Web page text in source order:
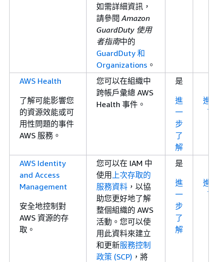
如需詳細資訊，
請參閱Amazon
GuardDuty 使用
者指南中的
GuardDuty 和
Organizations 。
AWS Health
了解可能影響您
的資源效能或可
用性問題的事件
AWS 服務。
您可以在組織中
跨帳戶彙總 AWS
Health 事件。
是
進
一
步
了
解
進
了
AWS Identity
and Access
Management
安全地控制對
AWS 資源的存
取。
您可以在 IAM 中
使用 上次存取的
服務資料 ，以協
助您更好地了解
整個組織的 AWS
活動。您可以使
用此資料來建立
和更新服務控制
政策 (SCP) ，將
是
進
一
步
了
解
進
了